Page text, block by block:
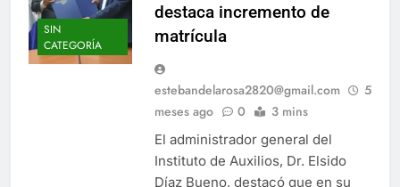
SIN
CATEGORÍA
destaca incremento de
matrícula
estebandelarosa2820@gmail.com
5
meses ago
0 3 mins
El administrador general del
Instituto de Auxilios, Dr. Elsido
Díaz Bueno, destacó que en su